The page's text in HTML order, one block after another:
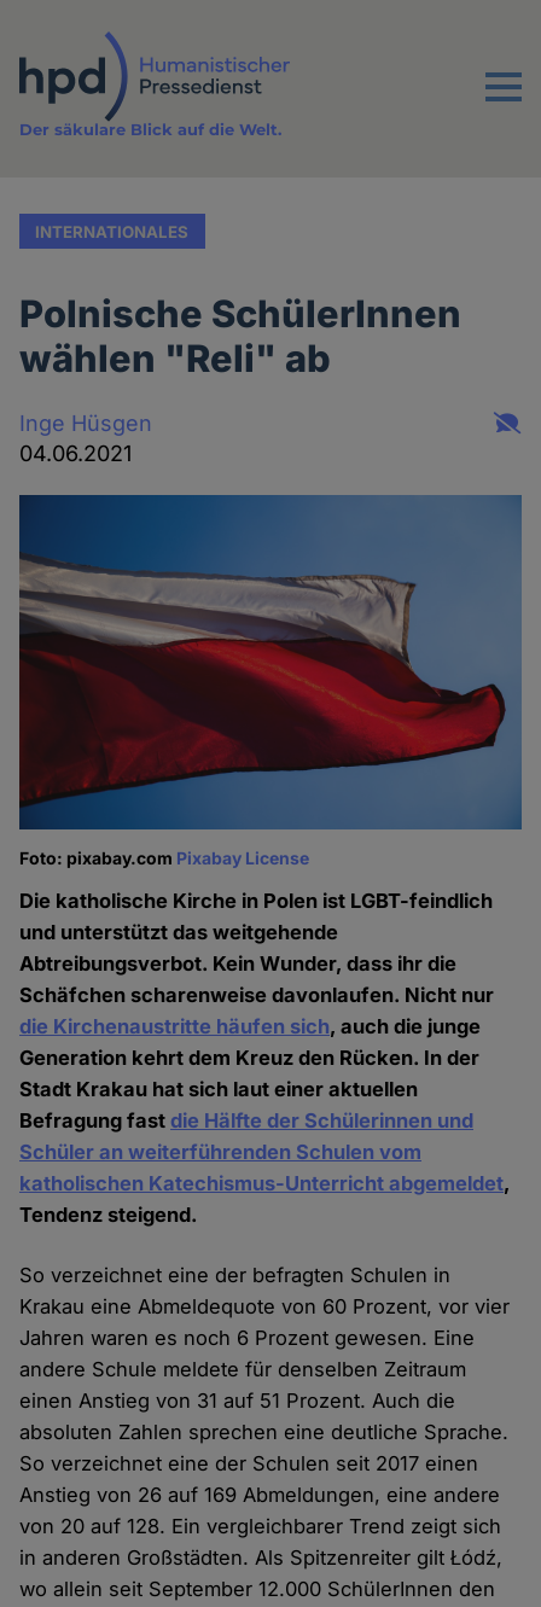
Inhalt
Menu
Der säkulare Blick auf die Welt.
INTERNATIONALES
Polnische SchülerInnen
wählen "Reli" ab
Inge Hüsgen
04.06.2021
Foto: pixabay.com Pixabay License
Die katholische Kirche in Polen ist LGBT-feindlich
und unterstützt das weitgehende
Abtreibungsverbot. Kein Wunder, dass ihr die
Schäfchen scharenweise davonlaufen. Nicht nur
die Kirchenaustritte häufen sich, auch die junge
Generation kehrt dem Kreuz den Rücken. In der
Stadt Krakau hat sich laut einer aktuellen
Befragung fastdie Hälfte der Schülerinnen und
Schüler an weiterführenden Schulen vom
katholischen Katechismus-Unterricht abgemeldet,
Tendenz steigend.
So verzeichnet eine der befragten Schulen in
Krakau eine Abmeldequote von 60 Prozent, vor vier
Jahren waren es noch 6 Prozent gewesen. Eine
andere Schule meldete für denselben Zeitraum
einen Anstieg von 31 auf 51 Prozent. Auch die
absoluten Zahlen sprechen eine deutliche Sprache.
So verzeichnet eine der Schulen seit 2017 einen
Anstieg von 26 auf 169 Abmeldungen, eine andere
von 20 auf 128. Ein vergleichbarer Trend zeigt sich
in anderen Großstädten. Als Spitzenreiter gilt Łódź,
wo allein seit September 12.000 SchülerInnen den